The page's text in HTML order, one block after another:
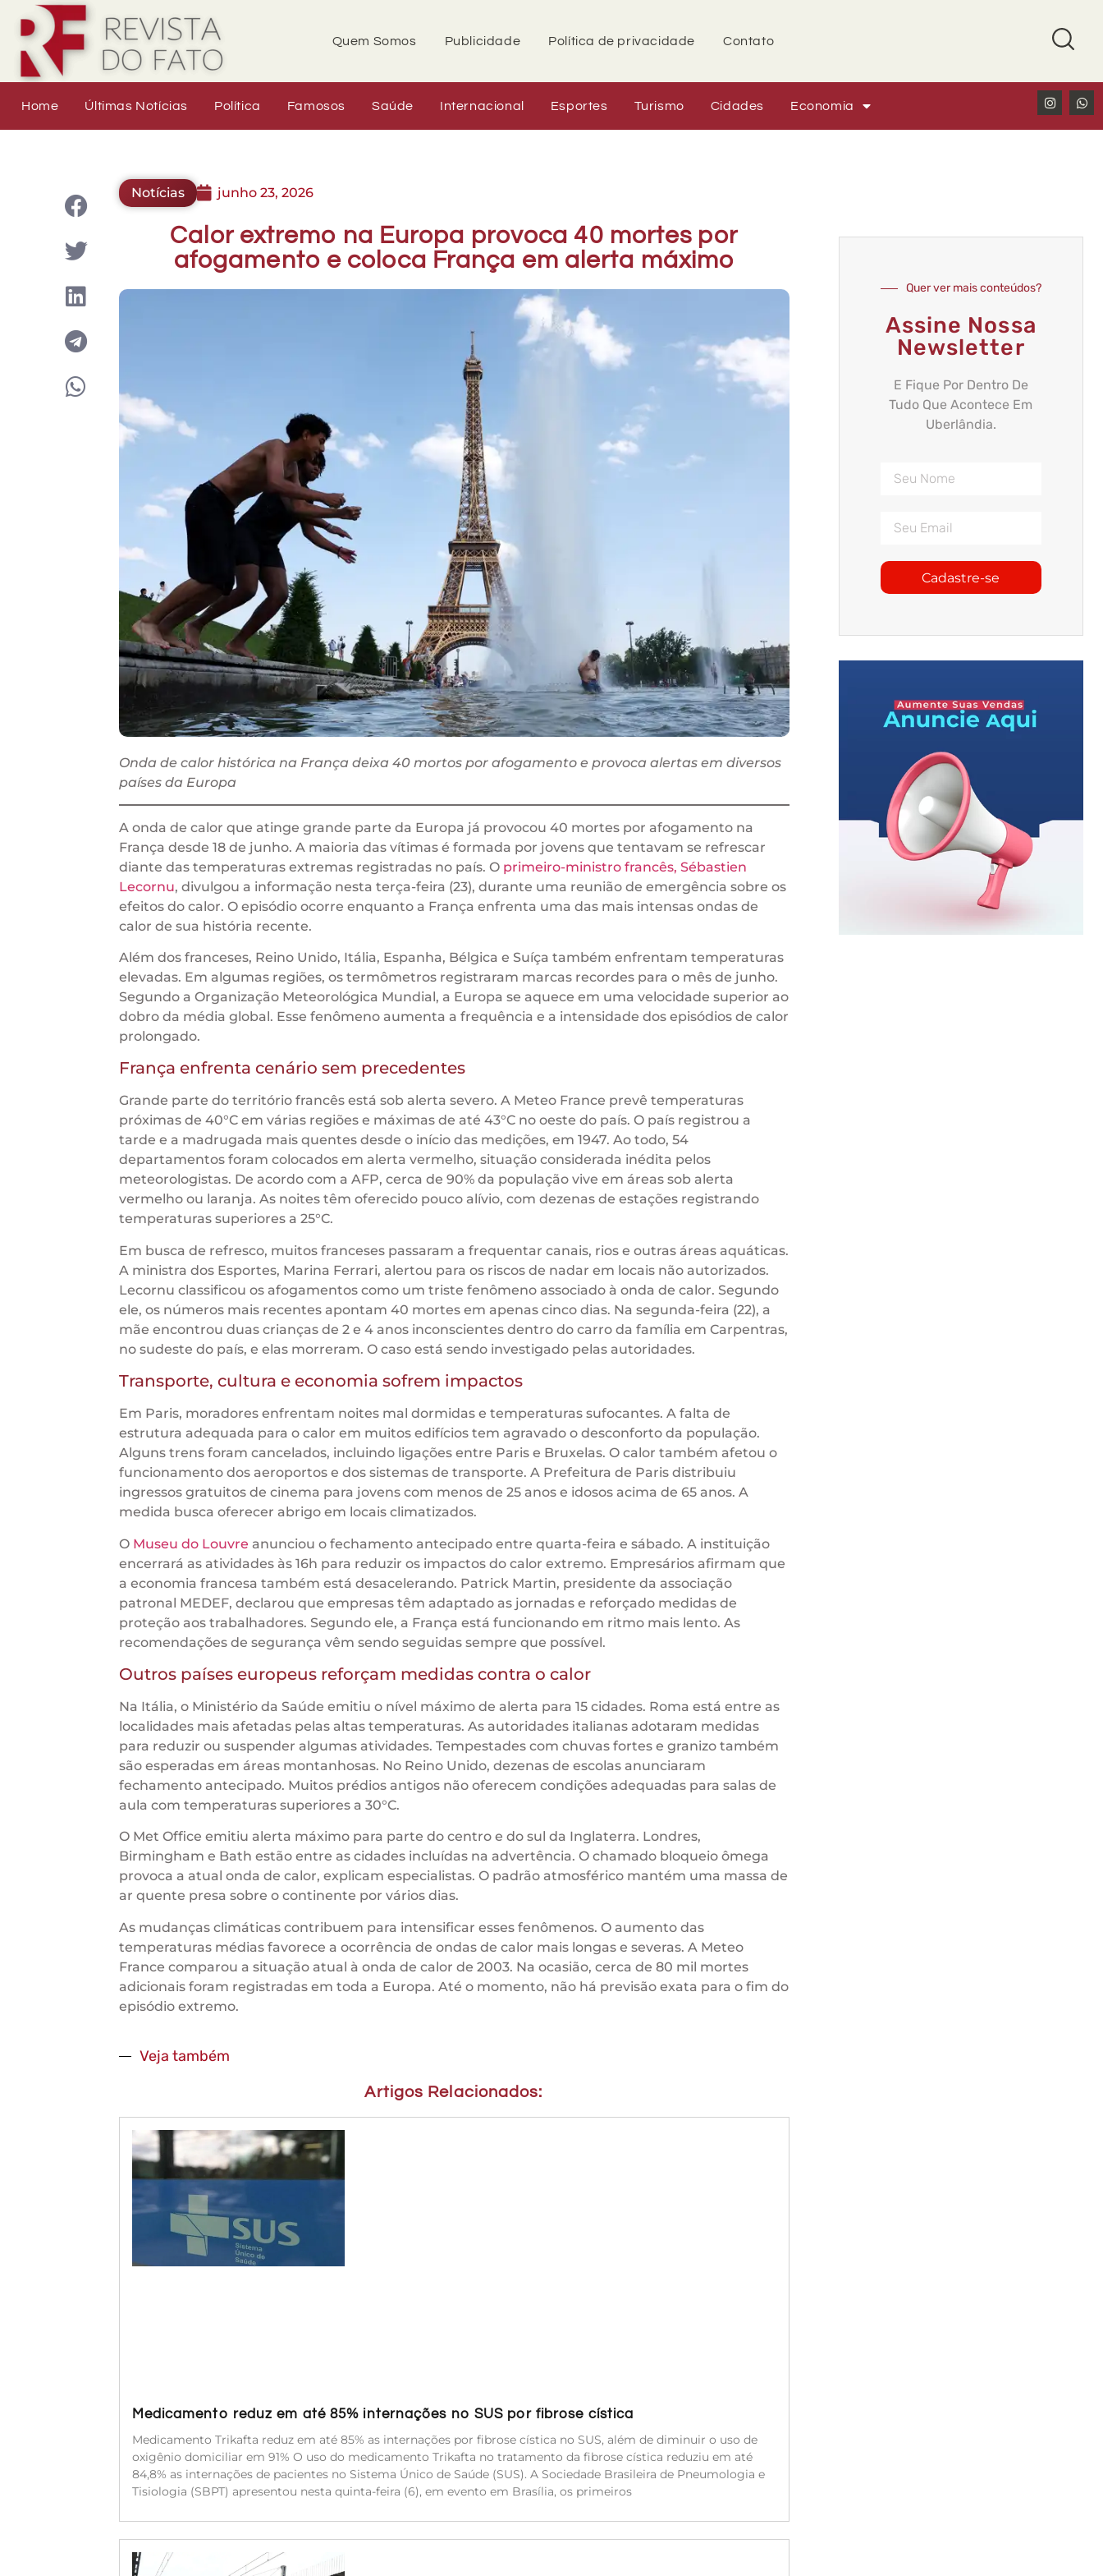
Quem Somos Publicidade Política de privacidade Contato
Home Últimas Notícias Política Famosos Saúde Internacional Esportes Turismo Cidades Economia
Notícias junho 23, 2026
Calor extremo na Europa provoca 40 mortes por
afogamento e coloca França em alerta máximo
Onda de calor histórica na França deixa 40 mortos por afogamento e provoca alertas em diversos
países da Europa
A onda de calor que atinge grande parte da Europa já provocou 40 mortes por afogamento na
França desde 18 de junho. A maioria das vítimas é formada por jovens que tentavam se refrescar
diante das temperaturas extremas registradas no país. O primeiro-ministro francês, Sébastien
Lecornu, divulgou a informação nesta terça-feira (23), durante uma reunião de emergência sobre os
efeitos do calor. O episódio ocorre enquanto a França enfrenta uma das mais intensas ondas de
calor de sua história recente.
Além dos franceses, Reino Unido, Itália, Espanha, Bélgica e Suíça também enfrentam temperaturas
elevadas. Em algumas regiões, os termômetros registraram marcas recordes para o mês de junho.
Segundo a Organização Meteorológica Mundial, a Europa se aquece em uma velocidade superior ao
dobro da média global. Esse fenômeno aumenta a frequência e a intensidade dos episódios de calor
prolongado.
França enfrenta cenário sem precedentes
Grande parte do território francês está sob alerta severo. A Meteo France prevê temperaturas
próximas de 40°C em várias regiões e máximas de até 43°C no oeste do país. O país registrou a
tarde e a madrugada mais quentes desde o início das medições, em 1947. Ao todo, 54
departamentos foram colocados em alerta vermelho, situação considerada inédita pelos
meteorologistas. De acordo com a AFP, cerca de 90% da população vive em áreas sob alerta
vermelho ou laranja. As noites têm oferecido pouco alívio, com dezenas de estações registrando
temperaturas superiores a 25°C.
Em busca de refresco, muitos franceses passaram a frequentar canais, rios e outras áreas aquáticas.
A ministra dos Esportes, Marina Ferrari, alertou para os riscos de nadar em locais não autorizados.
Lecornu classificou os afogamentos como um triste fenômeno associado à onda de calor. Segundo
ele, os números mais recentes apontam 40 mortes em apenas cinco dias. Na segunda-feira (22), a
mãe encontrou duas crianças de 2 e 4 anos inconscientes dentro do carro da família em Carpentras,
no sudeste do país, e elas morreram. O caso está sendo investigado pelas autoridades.
Transporte, cultura e economia sofrem impactos
Em Paris, moradores enfrentam noites mal dormidas e temperaturas sufocantes. A falta de
estrutura adequada para o calor em muitos edifícios tem agravado o desconforto da população.
Alguns trens foram cancelados, incluindo ligações entre Paris e Bruxelas. O calor também afetou o
funcionamento dos aeroportos e dos sistemas de transporte. A Prefeitura de Paris distribuiu
ingressos gratuitos de cinema para jovens com menos de 25 anos e idosos acima de 65 anos. A
medida busca oferecer abrigo em locais climatizados.
O Museu do Louvre anunciou o fechamento antecipado entre quarta-feira e sábado. A instituição
encerrará as atividades às 16h para reduzir os impactos do calor extremo. Empresários afirmam que
a economia francesa também está desacelerando. Patrick Martin, presidente da associação
patronal MEDEF, declarou que empresas têm adaptado as jornadas e reforçado medidas de
proteção aos trabalhadores. Segundo ele, a França está funcionando em ritmo mais lento. As
recomendações de segurança vêm sendo seguidas sempre que possível.
Outros países europeus reforçam medidas contra o calor
Na Itália, o Ministério da Saúde emitiu o nível máximo de alerta para 15 cidades. Roma está entre as
localidades mais afetadas pelas altas temperaturas. As autoridades italianas adotaram medidas
para reduzir ou suspender algumas atividades. Tempestades com chuvas fortes e granizo também
são esperadas em áreas montanhosas. No Reino Unido, dezenas de escolas anunciaram
fechamento antecipado. Muitos prédios antigos não oferecem condições adequadas para salas de
aula com temperaturas superiores a 30°C.
O Met Office emitiu alerta máximo para parte do centro e do sul da Inglaterra. Londres,
Birmingham e Bath estão entre as cidades incluídas na advertência. O chamado bloqueio ômega
provoca a atual onda de calor, explicam especialistas. O padrão atmosférico mantém uma massa de
ar quente presa sobre o continente por vários dias.
As mudanças climáticas contribuem para intensificar esses fenômenos. O aumento das
temperaturas médias favorece a ocorrência de ondas de calor mais longas e severas. A Meteo
France comparou a situação atual à onda de calor de 2003. Na ocasião, cerca de 80 mil mortes
adicionais foram registradas em toda a Europa. Até o momento, não há previsão exata para o fim do
episódio extremo.
Veja também
Artigos Relacionados:
Medicamento reduz em até 85% internações no SUS por fibrose cística
Medicamento Trikafta reduz em até 85% as internações por fibrose cística no SUS, além de diminuir o uso de
oxigênio domiciliar em 91% O uso do medicamento Trikafta no tratamento da fibrose cística reduziu em até
84,8% as internações de pacientes no Sistema Único de Saúde (SUS). A Sociedade Brasileira de Pneumologia e
Tisiologia (SBPT) apresentou nesta quinta-feira (6), em evento em Brasília, os primeiros
Quer ver mais conteúdos?
Assine Nossa
Newsletter
E Fique Por Dentro De
Tudo Que Acontece Em
Uberlândia.
Cadastre-se